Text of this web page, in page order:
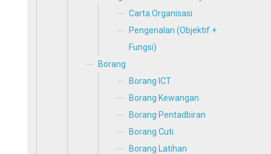
Carta Organisasi
Pengenalan (Objektif +
Fungsi)
Borang
Borang ICT
Borang Kewangan
Borang Pentadbiran
Borang Cuti
Borang Latihan